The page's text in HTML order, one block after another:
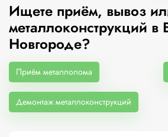
Ищете приём, вывоз
металлоконструкций в
Новгороде?
Приём металлолома
Демонтаж металлоконструкций